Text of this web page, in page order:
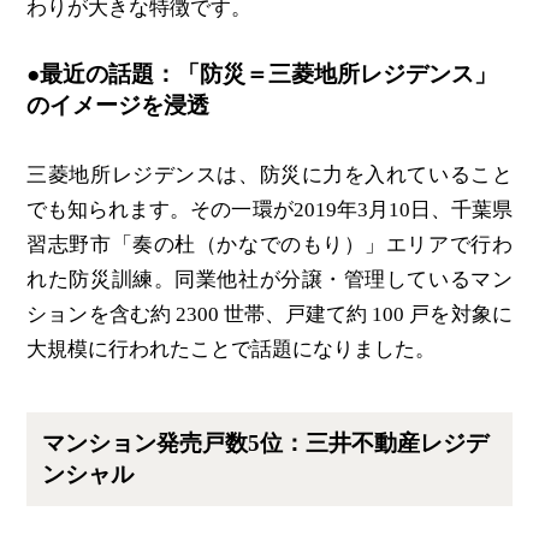
わりが大きな特徴です。
●最近の話題：「防災＝三菱地所レジデンス」
のイメージを浸透
三菱地所レジデンスは、防災に力を入れていること
でも知られます。その一環が2019年3月10日、千葉県
習志野市「奏の杜（かなでのもり）」エリアで行わ
れた防災訓練。同業他社が分譲・管理しているマン
ションを含む約 2300 世帯、戸建て約 100 戸を対象に
大規模に行われたことで話題になりました。
マンション発売戸数5位：三井不動産レジデ
ンシャル